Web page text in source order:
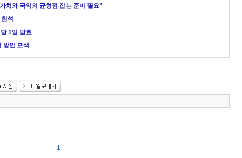
치와 국익의 균형점 잡는 준비 필요”
석
1일 발효
방안 모색
1